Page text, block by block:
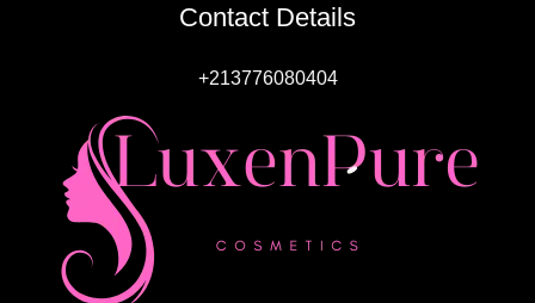
Contact Details
+213776080404